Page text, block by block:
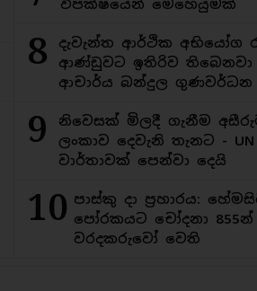
විපක්ෂයෙන් මෙහෙයුමක්
8
දැවැන්ත ආර්ථික අභියෝග
ආණ්ඩුවට ඉතිරිව තිබෙනවා
ආචාර්ය බන්දුල ගුණවර්ධන
9
නිවෙසක් මිලදී ගැනීම
ලංකාව දෙවැනි තැනට - UN
වාර්තාවක් පෙන්වා දෙයි
10 පාස්කු දා ප්‍රහාරය:
පෝරකයට චෝදනා 855න්
වරදකරුවෝ වෙති